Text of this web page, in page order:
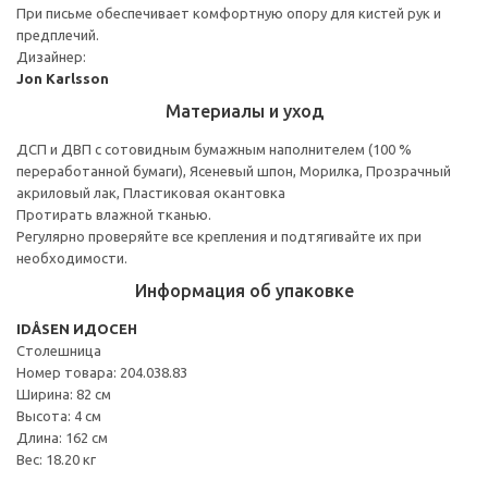
При письме обеспечивает комфортную опору для кистей рук и
предплечий.
Дизайнер:
Jon Karlsson
Материалы и уход
ДСП и ДВП с сотовидным бумажным наполнителем (100 %
переработанной бумаги), Ясеневый шпон, Морилка, Прозрачный
акриловый лак, Пластиковая окантовка
Протирать влажной тканью.
Регулярно проверяйте все крепления и подтягивайте их при
необходимости.
Информация об упаковке
IDÅSEN ИДОСЕН
Столешница
Номер товара: 204.038.83
Ширина: 82 см
Высота: 4 см
Длина: 162 см
Вес: 18.20 кг